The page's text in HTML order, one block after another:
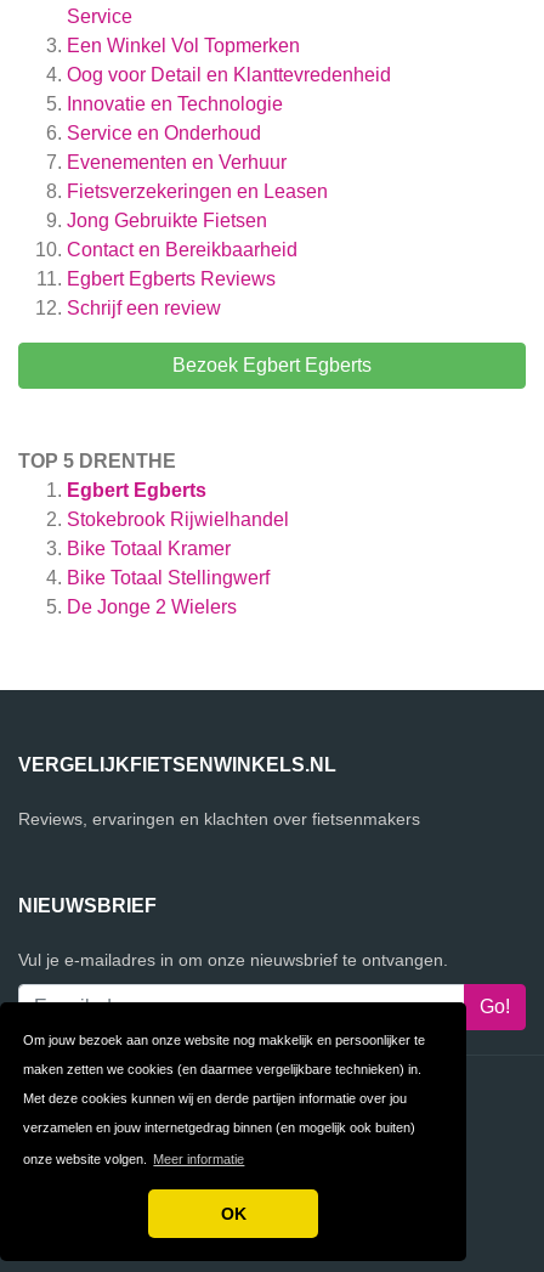
Om jouw bezoek aan onze website nog makkelijk en persoonlijker te
maken zetten we cookies (en daarmee vergelijkbare technieken) in.
Met deze cookies kunnen wij en derde partijen informatie over jou
verzamelen en jouw internetgedrag binnen (en mogelijk ook buiten)
onze website volgen. Meer informatie
OK
Service
Een Winkel Vol Topmerken
Oog voor Detail en Klanttevredenheid
Innovatie en Technologie
Service en Onderhoud
Evenementen en Verhuur
Fietsverzekeringen en Leasen
Jong Gebruikte Fietsen
Contact en Bereikbaarheid
Egbert Egberts Reviews
Schrijf een review
Bezoek Egbert Egberts
TOP 5 DRENTHE
Egbert Egberts
Stokebrook Rijwielhandel
Bike Totaal Kramer
Bike Totaal Stellingwerf
De Jonge 2 Wielers
VERGELIJKFIETSENWINKELS.NL
Reviews, ervaringen en klachten over fietsenmakers
NIEUWSBRIEF
Vul je e-mailadres in om onze nieuwsbrief te ontvangen.
Contact Privacy
Algemene FAQ
Copyright © 2026 VergelijkFietsenwinkels.nl